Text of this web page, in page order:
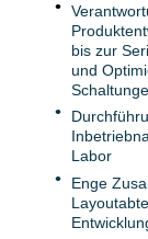
bis zur
und
Labor
Enge